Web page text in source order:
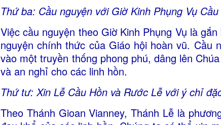
Thứ ba: Cầu nguyện với Giờ Kinh Phụng Vụ
Việc cầu nguyện theo Giờ Kinh Phụng Vụ là
nguyện chính thức của Giáo hội hoàn vũ. Cầu
vào một truyền thống phong phú, dâng lên
và an nghỉ cho các linh hồn.
Thứ tư: Xin Lễ Cầu Hồn và Rước Lễ với ý chỉ
Theo Thánh Gioan Vianney, Thánh Lễ là